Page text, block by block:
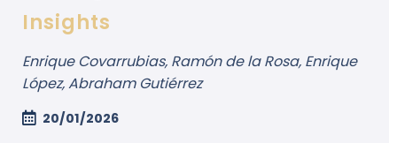
Insights
Enrique Covarrubias, Ramón de la Rosa, Enrique
López, Abraham Gutiérrez
20/01/2026